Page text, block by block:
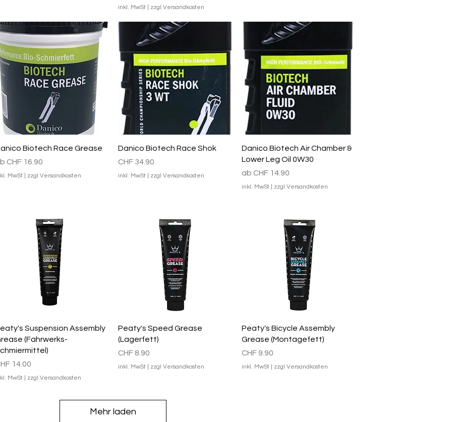
inkl. MwSt zzgl Versandkosten
Schnellansicht
Biotech Race Grease
CHF 16.90
Preis
MwSt| zzgl Versandkosten
Schnellansicht
Danico Biotech Race Shok
Preis
CHF 34.90
inkl. MwSt zzgl Versandkosten
Schnellansicht
Danico Biotech Air Chamber &
Lower Leg Oil 0W30
ab CHF 14.90
Sale-Preis
inkl. MwSt| zzgl Versandkosten
Schnellansicht
Suspension Assembly
(Fahrwerks-
14.00
MwSt| zzgl Versandkosten
Schnellansicht
Peaty's Speed Grease
(Lagerfett)
Preis
CHF 8.90
inkl. MwSt zzgl Versandkosten
Schnellansicht
Peaty's Bicycle Assembly
Grease (Montagefett)
Preis
CHF 9.90
inkl. MwSt| zzgl Versandkosten
Mehr laden